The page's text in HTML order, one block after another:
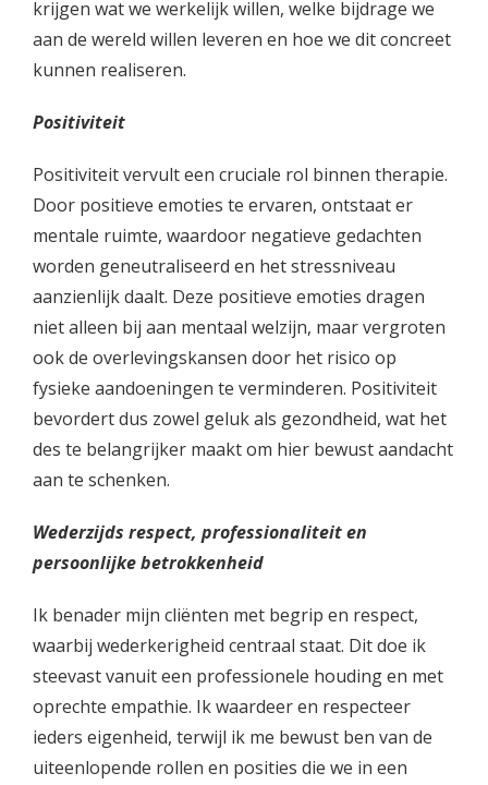
krijgen wat we werkelijk willen, welke bijdrage we
aan de wereld willen leveren en hoe we dit concreet
kunnen realiseren.
Positiviteit
Positiviteit vervult een cruciale rol binnen therapie.
Door positieve emoties te ervaren, ontstaat er
mentale ruimte, waardoor negatieve gedachten
worden geneutraliseerd en het stressniveau
aanzienlijk daalt. Deze positieve emoties dragen
niet alleen bij aan mentaal welzijn, maar vergroten
ook de overlevingskansen door het risico op
fysieke aandoeningen te verminderen. Positiviteit
bevordert dus zowel geluk als gezondheid, wat het
des te belangrijker maakt om hier bewust aandacht
aan te schenken.
Wederzijds respect, professionaliteit en
persoonlijke betrokkenheid
Ik benader mijn cliënten met begrip en respect,
waarbij wederkerigheid centraal staat. Dit doe ik
steevast vanuit een professionele houding en met
oprechte empathie. Ik waardeer en respecteer
ieders eigenheid, terwijl ik me bewust ben van de
uiteenlopende rollen en posities die we in een